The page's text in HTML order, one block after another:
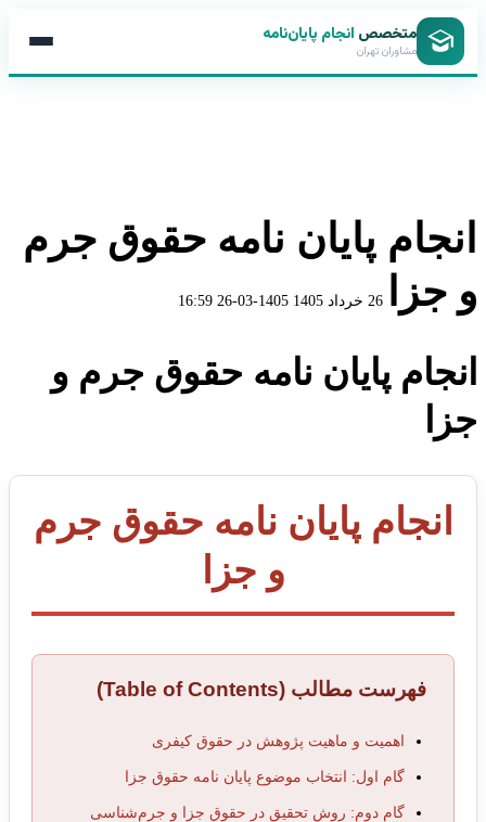
متخصص انجام پایان‌نامه
مشاوران تهران
انجام پایان نامه حقوق جرم
و جزا
26 خرداد 1405 1405-03-26 16:59
انجام پایان نامه حقوق جرم و
جزا
انجام پایان نامه حقوق جرم
و جزا
فهرست مطالب (Table of Contents)
اهمیت و ماهیت پژوهش در حقوق کیفری
گام اول: انتخاب موضوع پایان نامه حقوق جزا
گام دوم: روش تحقیق در حقوق جزا و جرم‌شناسی